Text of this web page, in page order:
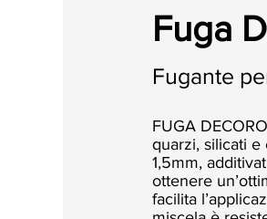
Fuga
Fugante
FUGA
quarzi, silicati
1,5mm,
ottenere
facilita